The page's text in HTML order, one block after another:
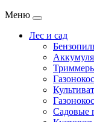
Меню
Лес и сад
Садовые